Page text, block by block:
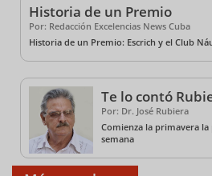
Historia de un Premio
Por: Redacción Excelencias News Cuba
Historia de un Premio: Escrich y el Club
Te lo contó
Por: Dr. José Rubiera
Comienza la primavera
semana